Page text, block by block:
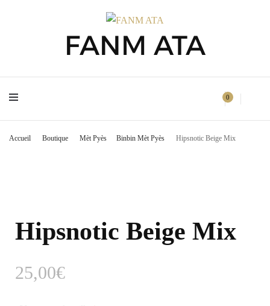
FANM ATA
0
FANM ATA
Accueil Boutique Mèt Pyès Binbin Mèt Pyès Hipsnotic Beige Mix
Hipsnotic Beige Mix
25,00€